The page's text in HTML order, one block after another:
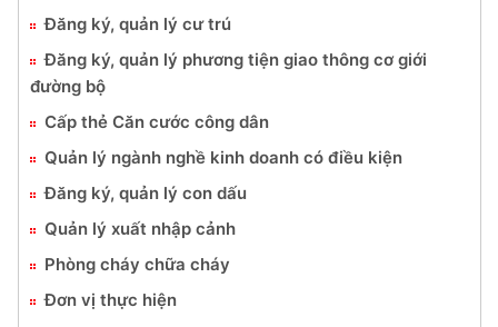
Đăng ký, quản lý cư trú
Đăng ký, quản lý phương tiện giao thông cơ giới
đường bộ
Cấp thẻ Căn cước công dân
Quản lý ngành nghề kinh doanh có điều kiện
Đăng ký, quản lý con dấu
Quản lý xuất nhập cảnh
Phòng cháy chữa cháy
Đơn vị thực hiện